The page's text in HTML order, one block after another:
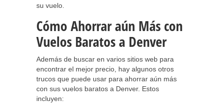
su vuelo.
Cómo Ahorrar aún Más con
Vuelos Baratos a Denver
Además de buscar en varios sitios web para
encontrar el mejor precio, hay algunos otros
trucos que puede usar para ahorrar aún más
con sus vuelos baratos a Denver. Estos
incluyen: